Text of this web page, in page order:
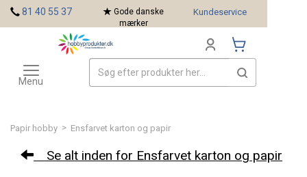
Papir hobby > Ensfarvet karton og papir
Se alt inden for Ensfarvet karton og papir
81 40 55 37
Gode danske
mærker
Kundeservice
Toggle
navigation
Menu
Mærker